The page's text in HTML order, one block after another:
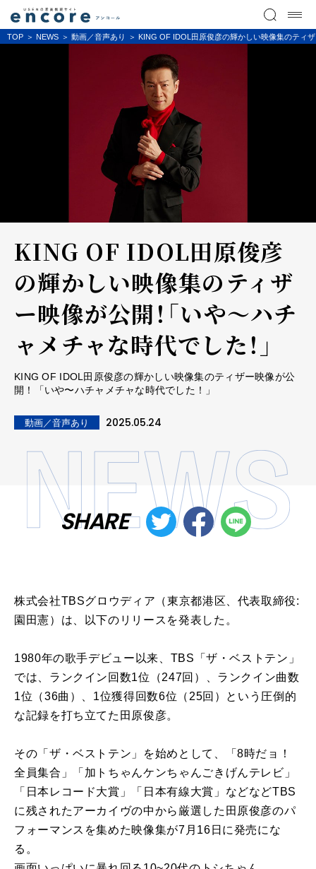
TOP NEWS 動画／音声あり KING OF IDOL田原俊彦の輝かしい映像集のティ
KING OF IDOL田原俊彦
の輝かしい映像集のティザ
ー映像が公開！「いや〜ハチ
ャメチャな時代でした！」
KING OF IDOL田原俊彦の輝かしい映像集のティザー映像が公
開！「いや〜ハチャメチャな時代でした！」
動画／音声あり 2025.05.24
SHARE
株式会社TBSグロウディア（東京都港区、代表取締役:
園田憲）は、以下のリリースを発表した。
1980年の歌手デビュー以来、TBS「ザ・ベストテン」
では、ランクイン回数1位（247回）、ランクイン曲数
1位（36曲）、1位獲得回数6位（25回）という圧倒的
な記録を打ち立てた田原俊彦。
その「ザ・ベストテン」を始めとして、「8時だョ！
全員集合」「加トちゃんケンちゃんごきげんテレビ」
「日本レコード大賞」「日本有線大賞」などなどTBS
に残されたアーカイヴの中から厳選した田原俊彦のパ
フォーマンスを集めた映像集が7月16日に発売にな
る。